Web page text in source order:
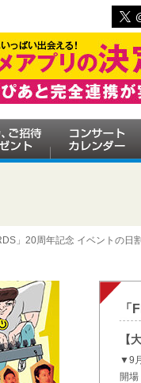
」20周年記念 イベントの日
「
【
▼9
開